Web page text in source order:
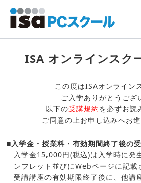
ISA オンラインスク
この度はISAオンライン
ご入学ありがとうござ
以下の受講規約を必ずお読
ご同意の上お申し込みへお進
■入学金・授業料・有効期間終了後の
入学金15,000円(税込)は入学時に発
ンフレット並びにWebページに記載
受講講座の有効期限終了後に、他講